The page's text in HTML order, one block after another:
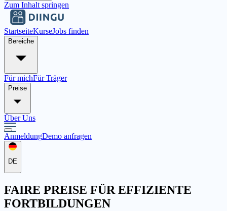
Zum Inhalt springen
StartseiteKurseJobs finden
Bereiche
Für michFür Träger
Preise
Über Uns
AnmeldungDemo anfragen
DE
FAIRE PREISE FÜR EFFIZIENTE
FORTBILDUNGEN